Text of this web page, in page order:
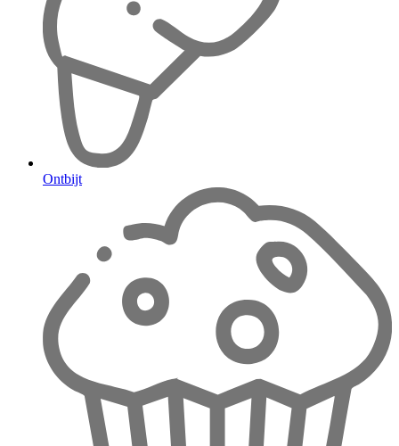
Ontbijt